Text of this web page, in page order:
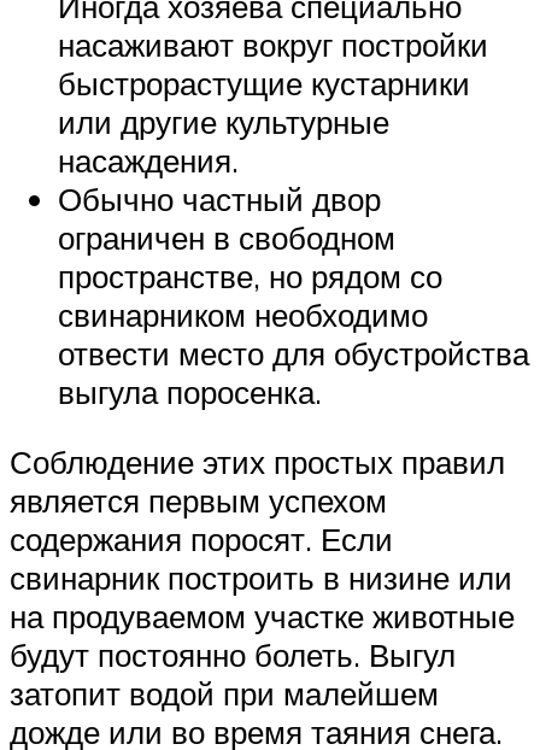
насаживают вокруг постройки
быстрорастущие кустарники
или другие культурные
насаждения.
Обычно частный двор
ограничен в свободном
пространстве, но рядом со
свинарником необходимо
отвести место для обустройства
выгула поросенка.
Соблюдение этих простых правил
является первым успехом
содержания поросят. Если
свинарник построить в низине или
на продуваемом участке животные
будут постоянно болеть. Выгул
затопит водой при малейшем
дожде или во время таяния снега.